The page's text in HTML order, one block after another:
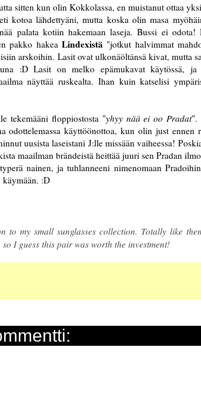
sitten kun olin Kokkolassa, en muistanut ottaa
kotoa lähdettyäni, mutta koska olin masa
palata kotiin hakemaan laseja. Bussi ei odota!
pakko hakea Lindexistä "jotkut halvimmat
arskoihin. Lasit ovat ulkonäöltänsä kivat, mutta
:D Lasit on melko epämukavat käytössä, ja
näyttää ruskealta. Ihan kuin katselisi
tekemääni floppiostosta "yhyy nää ei oo Pradat".
käyttöönottoa, kun olin just ennen
uusista laseistani J:lle missään vaiheessa!
maailman brändeistä heittää juuri sen Pradan
nainen, ja tuhlanneeni nimenomaan
:D
to my small sunglasses collection. Totally like
I guess this pair was worth the investment!